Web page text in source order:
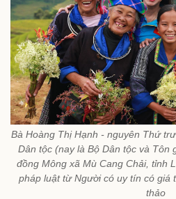
Bà Hoàng Thị Hạnh - nguyên Thứ
Dân tộc (nay là Bộ Dân tộc và Tôn
đồng Mông xã Mù Cang Chải, tỉnh
pháp luật từ Người có uy tín có giá
thảo